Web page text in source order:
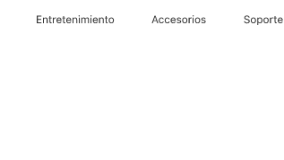
Entretenimiento Accesorios Soporte